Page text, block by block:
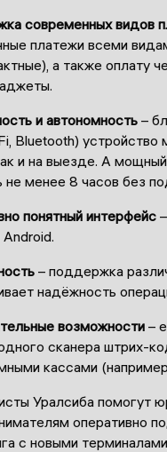
современных видов
платежи всеми
а также оплату
и автономность–
Bluetooth) устройство
и на выезде. А
не менее 8 часов без
понятный интерфейс–
– поддержка
надёжность
возможности–
сканера штрих-
кассами
Уралсиба помогут
оперативно
с новыми